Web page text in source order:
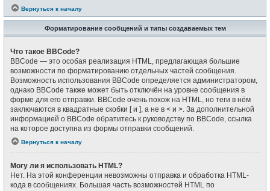
Вернуться к началу
Форматирование сообщений и типы создаваемых тем
Что такое BBCode?
BBCode — это особая реализация HTML, предлагающая большие
возможности по форматированию отдельных частей сообщения.
Возможность использования BBCode определяется администратором,
однако BBCode также может быть отключён на уровне сообщения в
форме для его отправки. BBCode очень похож на HTML, но теги в нём
заключаются в квадратные скобки [ и ], а не в < и >. За дополнительной
информацией о BBCode обратитесь к руководству по BBCode, ссылка
на которое доступна из формы отправки сообщений.
Вернуться к началу
Могу ли я использовать HTML?
Нет. На этой конференции невозможны отправка и обработка HTML-
кода в сообщениях. Большая часть возможностей HTML по